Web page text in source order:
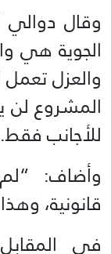
وقال دوالي
والعزل تعمل
المشروع
للأجانب فقط.
وأضاف:
قانونية،
في